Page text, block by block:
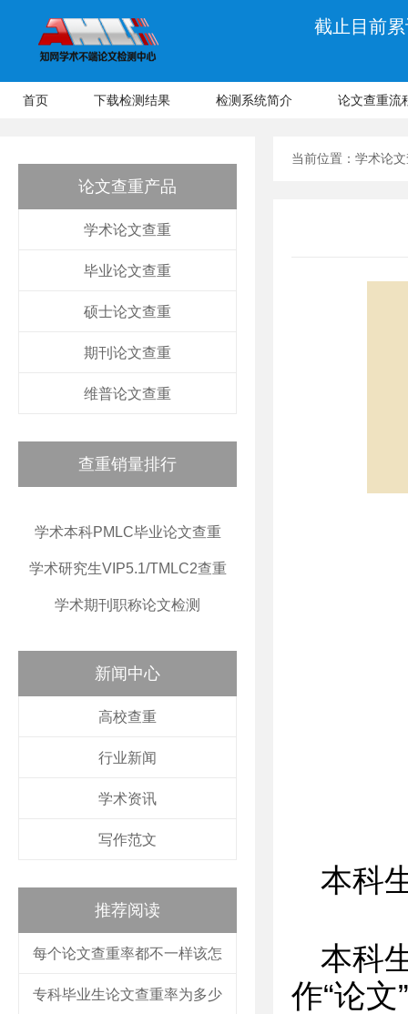
截止目前
首页 下载检测结果 检测系统简介 论文查重流
论文查重产品
学术论文查重
毕业论文查重
硕士论文查重
期刊论文查重
维普论文查重
查重销量排行
学术本科PMLC毕业论文查重
学术研究生VIP5.1/TMLC2查重
学术期刊职称论文检测
新闻中心
高校查重
行业新闻
学术资讯
写作范文
推荐阅读
每个论文查重率都不一样该怎
专科毕业生论文查重率为多少
当前位置： 学术论
本科
本科
作“论